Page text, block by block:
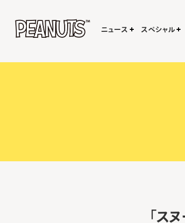
ニュース スペシャル
「ス